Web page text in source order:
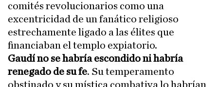
comités revolucionarios como una
excentricidad de un fanático religioso
estrechamente ligado a las élites que
financiaban el templo expiatorio.
Gaudí no se habría escondido ni habría
renegado de su fe. Su temperamento
obstinado y su mística combativa lo habrían